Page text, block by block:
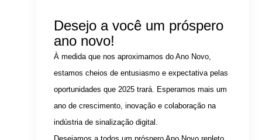
Desejo a você um próspero
ano novo!
À medida que nos aproximamos do Ano Novo,
estamos cheios de entusiasmo e expectativa pelas
oportunidades que 2025 trará. Esperamos mais um
ano de crescimento, inovação e colaboração na
indústria de sinalização digital.